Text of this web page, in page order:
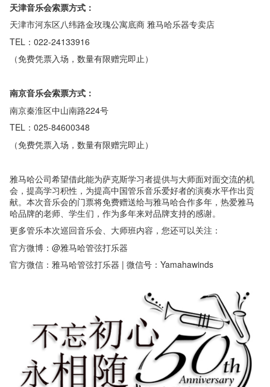
天津音乐会索票方式：
天津市河东区八纬路金玫瑰公寓底商 雅马哈乐器专卖店
TEL：022-24133916
（免费凭票入场，数量有限赠完即止）
南京音乐会索票方式：
南京秦淮区中山南路224号
TEL：025-84600348
（免费凭票入场，数量有限赠完即止）
雅马哈公司希望借此能为萨克斯学习者提供与大师面对面交流的机
会，提高学习积性，为提高中国管乐音乐爱好者的演奏水平作出贡
献。本次音乐会的门票将免费赠送给与雅马哈合作多年，热爱雅马
哈品牌的老师、学生们，作为多年来对品牌支持的感谢。
更多管乐本次巡回音乐会、大师班内容，您还可以关注：
官方微博：@雅马哈管弦打乐器
官方微信：雅马哈管弦打乐器 | 微信号：Yamahawinds